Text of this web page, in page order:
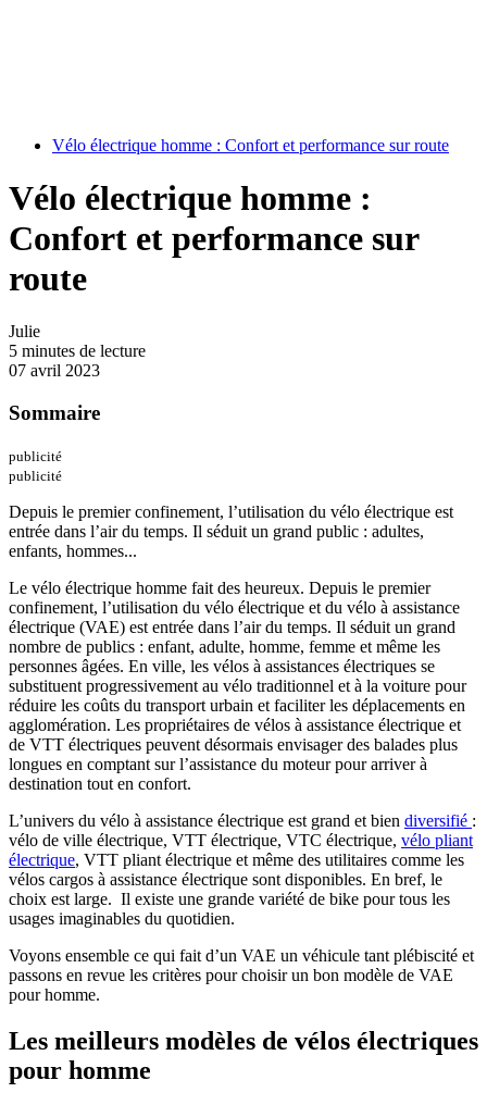
Vélo électrique homme : Confort et performance sur route
Vélo électrique homme :
Confort et performance sur
route
Julie
5 minutes de lecture
07 avril 2023
Sommaire
publicité
publicité
Depuis le premier confinement, l’utilisation du vélo électrique est
entrée dans l’air du temps. Il séduit un grand public : adultes,
enfants, hommes...
Le vélo électrique homme fait des heureux. Depuis le premier
confinement, l’utilisation du vélo électrique et du vélo à assistance
électrique (VAE) est entrée dans l’air du temps. Il séduit un grand
nombre de publics : enfant, adulte, homme, femme et même les
personnes âgées. En ville, les vélos à assistances électriques se
substituent progressivement au vélo traditionnel et à la voiture pour
réduire les coûts du transport urbain et faciliter les déplacements en
agglomération. Les propriétaires de vélos à assistance électrique et
de VTT électriques peuvent désormais envisager des balades plus
longues en comptant sur l’assistance du moteur pour arriver à
destination tout en confort.
L’univers du vélo à assistance électrique est grand et bien diversifié :
vélo de ville électrique, VTT électrique, VTC électrique, vélo pliant
électrique, VTT pliant électrique et même des utilitaires comme les
vélos cargos à assistance électrique sont disponibles. En bref, le
choix est large. Il existe une grande variété de bike pour tous les
usages imaginables du quotidien.
Voyons ensemble ce qui fait d’un VAE un véhicule tant plébiscité et
passons en revue les critères pour choisir un bon modèle de VAE
pour homme.
Les meilleurs modèles de vélos électriques
pour homme